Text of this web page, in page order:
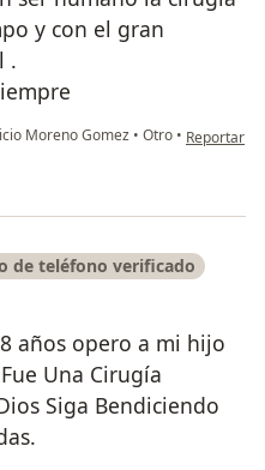
y con el gran
.
Moreno Gomez • Otro • en opinión
Reportar
de teléfono verificado
años opero a mi hijo
Una Cirugía
Siga Bendiciendo